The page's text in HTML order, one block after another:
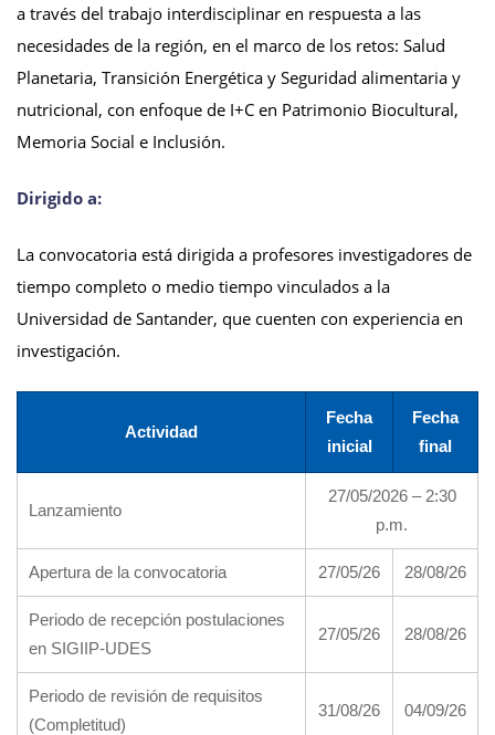
a través del trabajo interdisciplinar en respuesta a las
necesidades de la región, en el marco de los retos: Salud
Planetaria, Transición Energética y Seguridad alimentaria y
nutricional, con enfoque de I+C en Patrimonio Biocultural,
Memoria Social e Inclusión.
Dirigido a:
La convocatoria está dirigida a profesores investigadores de
tiempo completo o medio tiempo vinculados a la
Universidad de Santander, que cuenten con experiencia en
investigación.
Actividad
Fecha
inicial
Fecha
final
Lanzamiento
27/05/2026 – 2:30
p.m.
Apertura de la convocatoria 27/05/26 28/08/26
Periodo de recepción postulaciones
en SIGIIP-UDES
27/05/26 28/08/26
Periodo de revisión de requisitos
(Completitud)
31/08/26 04/09/26